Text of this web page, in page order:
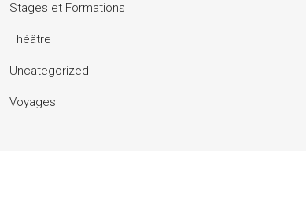
Stages et Formations
Théâtre
Uncategorized
Voyages